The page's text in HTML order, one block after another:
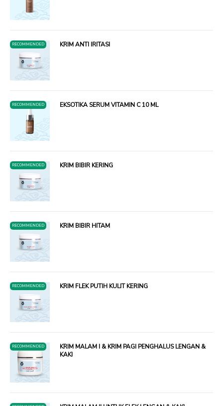
RECOMMENDED KRIM ANTI IRITASI
RECOMMENDED EKSOTIKA SERUM VITAMIN C 10 ML
RECOMMENDED KRIM BIBIR KERING
RECOMMENDED KRIM BIBIR HITAM
RECOMMENDED KRIM FLEK PUTIH KULIT KERING
RECOMMENDED
KRIM MALAM I & KRIM PAGI PENGHALUS LENGAN &
KAKI